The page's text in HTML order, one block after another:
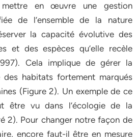
mettre en œuvre une gestion
de l’ensemble de la nature
la capacité évolutive des
et des espèces qu’elle recèle
Cela implique de gérer la
des habitats fortement marqués
(Figure 2). Un exemple de ce
être vu dans l’écologie de la
2). Pour changer notre façon de
encore faut-il être en mesure